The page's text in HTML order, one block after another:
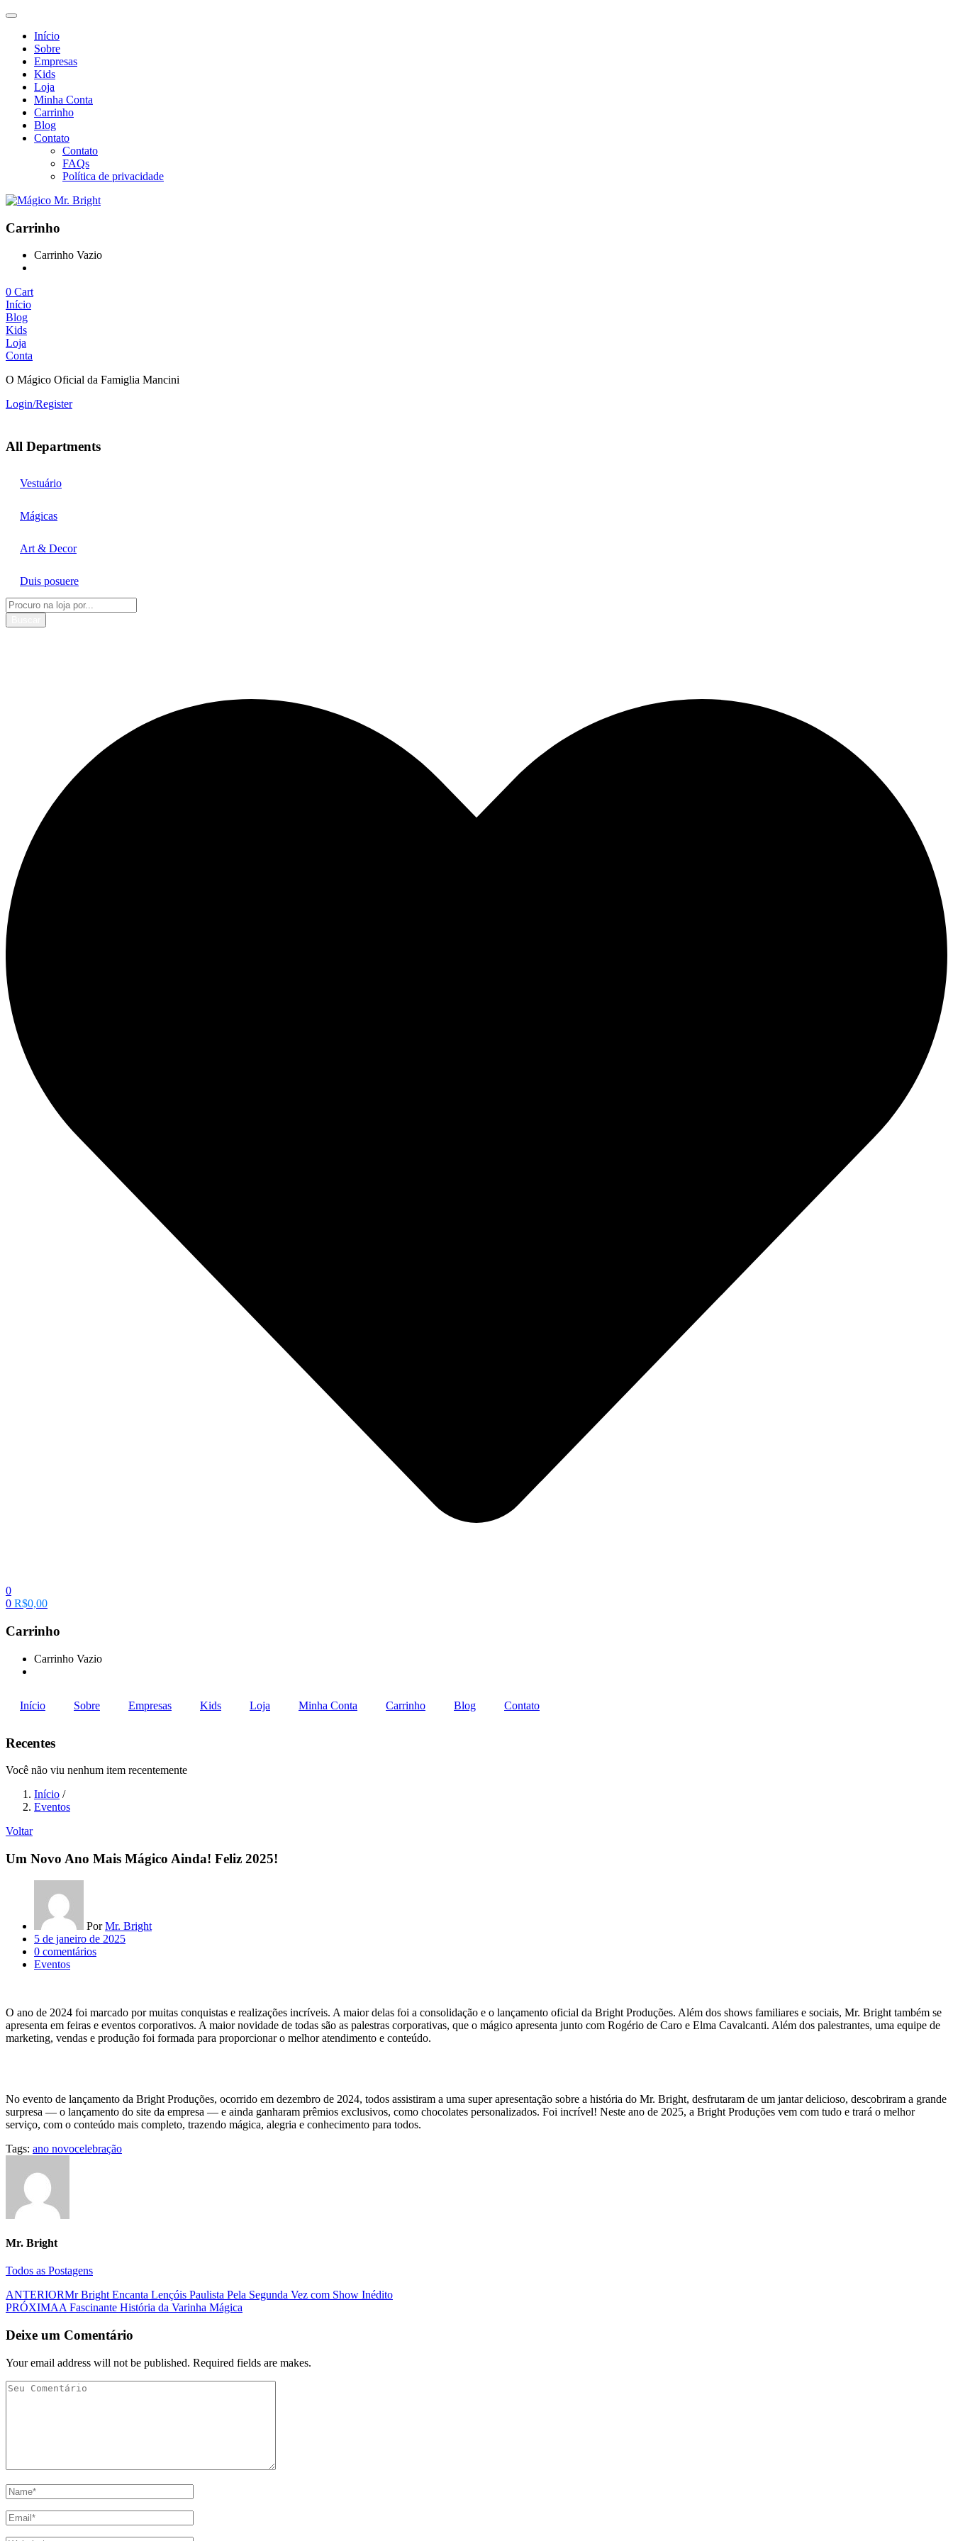
Início
Sobre
Empresas
Kids
Loja
Minha Conta
Carrinho
Blog
Contato
Contato
FAQs
Política de privacidade
Carrinho
Carrinho Vazio
0 Cart
Início
Blog
Kids
Loja
Conta
O Mágico Oficial da Famiglia Mancini
Login/Register
All Departments
Vestuário
Mágicas
Art & Decor
Duis posuere
0
0 R$0,00
Carrinho
Carrinho Vazio
Início Sobre Empresas Kids Loja Minha Conta Carrinho Blog Contato
Recentes
Você não viu nenhum item recentemente
Início /
Eventos
Voltar
Um Novo Ano Mais Mágico Ainda! Feliz 2025!
Por Mr. Bright
Posted
on
5 de janeiro de 2025
0 comentários
Eventos
O ano de 2024 foi marcado por muitas conquistas e realizações incríveis. A maior delas foi a consolidação e o lançamento oficial da Bright Produções. Além dos shows familiares e sociais, Mr. Bright também se
apresenta em feiras e eventos corporativos. A maior novidade de todas são as palestras corporativas, que o mágico apresenta junto com Rogério de Caro e Elma Cavalcanti. Além dos palestrantes, uma equipe de
marketing, vendas e produção foi formada para proporcionar o melhor atendimento e conteúdo.
No evento de lançamento da Bright Produções, ocorrido em dezembro de 2024, todos assistiram a uma super apresentação sobre a história do Mr. Bright, desfrutaram de um jantar delicioso, descobriram a grande
surpresa — o lançamento do site da empresa — e ainda ganharam prêmios exclusivos, como chocolates personalizados. Foi incrível! Neste ano de 2025, a Bright Produções vem com tudo e trará o melhor
serviço, com o conteúdo mais completo, trazendo mágica, alegria e conhecimento para todos.
Tags: ano novocelebração
Mr. Bright
Todos as Postagens
Post
navigation
ANTERIORMr Bright Encanta Lençóis Paulista Pela Segunda Vez com Show Inédito
PRÓXIMAA Fascinante História da Varinha Mágica
Deixe um Comentário
Your email address will not be published. Required fields are makes.